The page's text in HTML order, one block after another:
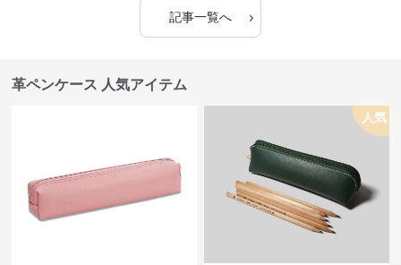
記事一覧へ ›
革ペンケース 人気アイテム
人気